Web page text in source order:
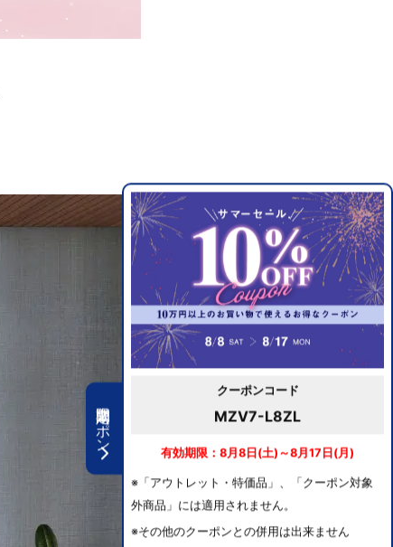
期間限定クーポン
クーポンコード
MZV7-L8ZL
有効期限：8月8日(土)～8月17日(月)
※「アウトレット・特価品」、「クーポン対象
外商品」には適用されません。
※その他のクーポンとの併用は出来ません